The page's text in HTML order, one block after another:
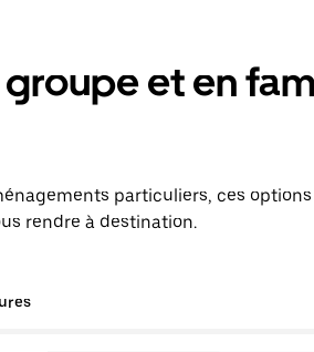
et en
particuliers, ces
rendre à destination.